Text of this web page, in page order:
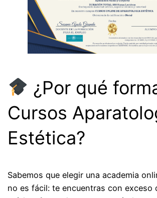
¿Por qué
Cursos
Estética?
Sabemos que elegir una academia
no es fácil: te encuentras con exceso